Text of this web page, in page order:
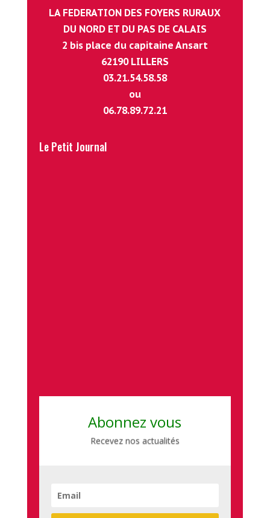
Pas-de-Calais à jour de leur cotisation en cas
de dépôt d’un projet impliquant le public
jeune et/ou intergénérationnel.
LA FEDERATION DES FOYERS RURAUX
DU NORD ET DU PAS DE CALAIS
2 bis place du capitaine Ansart
62190 LILLERS
03.21.54.58.58
ou
06.78.89.72.21
Le Petit Journal
Abonnez vous
Recevez nos actualités